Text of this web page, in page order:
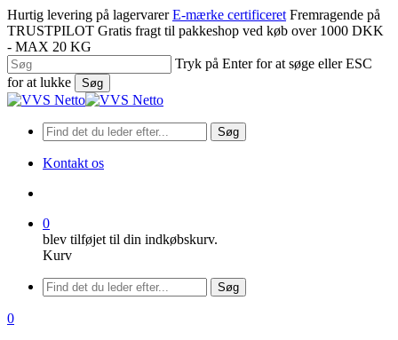
Spring
til
hovedindhold
Hurtig levering på lagervarer E-mærke certificeret Fremragende på
TRUSTPILOT Gratis fragt til pakkeshop ved køb over 1000 DKK
- MAX 20 KG
Tryk på Enter for at søge eller ESC
for at lukke
Søg
Luk
Søg
Kontakt os
0
blev tilføjet til din indkøbskurv.
Kurv
Menu
Søg
søge
0